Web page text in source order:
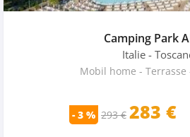
Camping Park
Italie -
Mobil home - Terrasse
- 3 % 293 € 283 €